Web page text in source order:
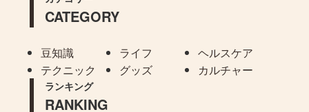
CATEGORY
豆知識 ライフ
ヘルスケア
テクニック
グッズ カルチャー
ランキング
RANKING